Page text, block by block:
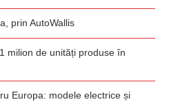
prin AutoWallis
milion de unități produse în
Europa: modele electrice și